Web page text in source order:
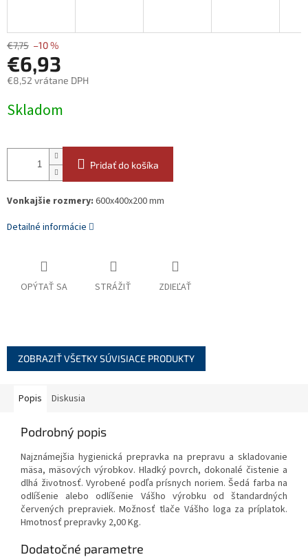
€7,75 –10 %
€6,93
€8,52 vrátane DPH
cena:
Skladom
Pridať do košíka
Vonkajšie rozmery: 600x400x200 mm
Detailné informácie
OPÝTAŤ SA STRÁŽIŤ ZDIEĽAŤ
ZOBRAZIŤ VŠETKY SÚVISIACE PRODUKTY
Popis Diskusia
Podrobný popis
Najznámejšia hygienická prepravka na prepravu a skladovanie
mäsa, mäsových výrobkov. Hladký povrch, dokonalé čistenie a
dlhá životnosť. Vyrobené podľa prísnych noriem. Šedá farba na
odlíšenie alebo odlíšenie Vášho výrobku od štandardných
červených prepraviek. Možnosť tlače Vášho loga za príplatok.
Hmotnosť prepravky 2,00 Kg.
Dodatočné parametre